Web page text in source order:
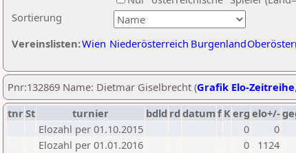
Sortierung
Vereinslisten:Wien Niederösterreich Burgenland
Pnr:132869 Name: Dietmar Giselbrecht (Grafik Elo-Zeitreihe,
tnrSt turnier bdld rd datumf Kerg elo+/-
Elozahl per 01.10.2015
0
0
Elozahl per 01.01.2016
0
1124